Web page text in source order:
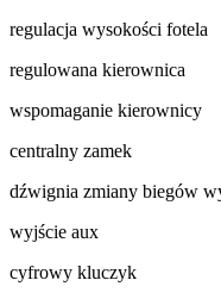
regulacja wysokości fotela
regulowana kierownica
wspomaganie kierownicy
centralny zamek
dźwignia zmiany biegów
wyjście aux
cyfrowy kluczyk